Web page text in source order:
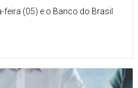
(05) e o Banco do Brasil